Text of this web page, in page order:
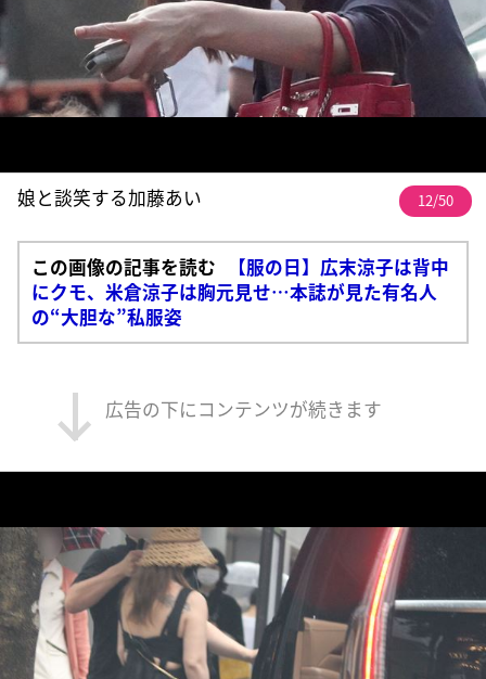
娘と談笑する加藤あい 12/50
この画像の記事を読む
【服の日】広末涼子は背中
にクモ、米倉涼子は胸元見せ…本誌が見た有名人
の“大胆な”私服姿
広告の下にコンテンツが続きます